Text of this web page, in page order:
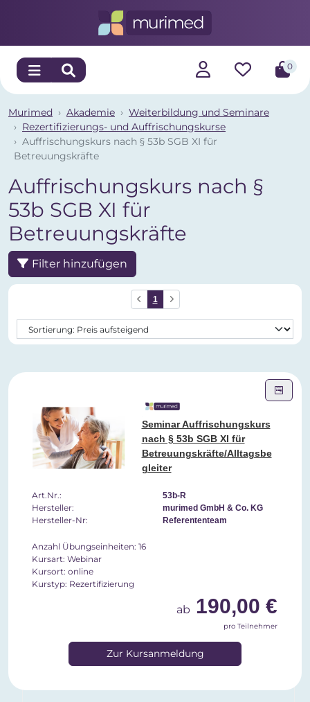
0
Murimed Akademie
Weiterbildung und Seminare
Rezertifizierungs- und Auffrischungskurse
Auffrischungskurs nach § 53b SGB XI für
Betreuungskräfte
Auffrischungskurs nach §
53b SGB XI für
Betreuungskräfte
Filter hinzufügen
1
Seminar Auffrischungskurs
nach § 53b SGB XI für
Betreuungskräfte/Alltagsbe
gleiter
Art.Nr.: 53b-R
Hersteller: murimed GmbH & Co. KG
Hersteller-Nr: Referententeam
Anzahl Übungseinheiten: 16
Kursart: Webinar
Kursort: online
Kurstyp: Rezertifizierung
ab 190,00 €
pro Teilnehmer
Zur Kursanmeldung